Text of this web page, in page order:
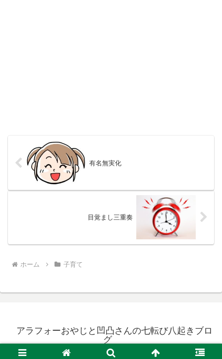
有名無実化
目覚まし三重奏
ホーム 子育て
アラフォーおやじと凹凸さんの七転び八起きブロ
グ
© 2017 アラフォーおやじと凹凸さんの七転び八起きブログ.